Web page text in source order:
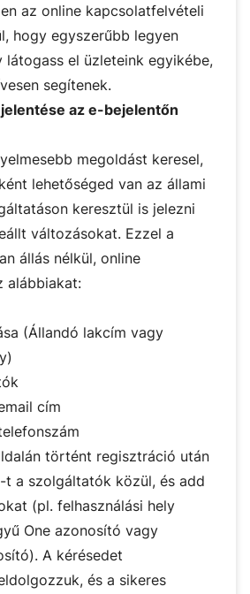
az online kapcsolatfelvételi
hogy egyszerűbb legyen
látogass el üzleteink egyikébe,
segítenek.
az e-bejelentőn
megoldást keresel,
lehetőséged van az állami
keresztül is jelezni
változásokat. Ezzel a
állás nélkül, online
alábbiakat:
(Állandó lakcím vagy
cím
történt regisztráció után
t a szolgáltatók közül, és add
(pl. felhasználási hely
One azonosító vagy
A kérésedet
és a sikeres